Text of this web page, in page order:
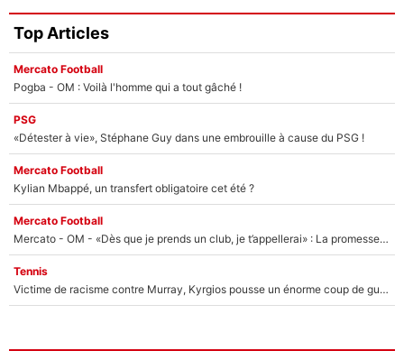
Top Articles
Mercato Football
Pogba - OM : Voilà l'homme qui a tout gâché !
PSG
«Détester à vie», Stéphane Guy dans une embrouille à cause du PSG !
Mercato Football
Kylian Mbappé, un transfert obligatoire cet été ?
Mercato Football
Mercato - OM - «Dès que je prends un club, je t’appellerai» : La promesse de Marcelino au moment de claquer la porte
Tennis
Victime de racisme contre Murray, Kyrgios pousse un énorme coup de gueule !